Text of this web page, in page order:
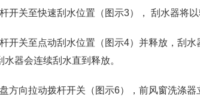
开关至快速刮水位置（图示3）， 刮水器将以
开关至点动刮水位置（图示4）并释放，刮
器会连续刮水直到释放。
方向拉动拨杆开关（图示6），前风窗洗涤